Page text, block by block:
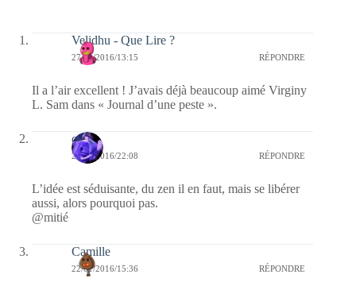
Velidhu - Que Lire ?
27/01/2016/13:15 RÉPONDRE
Il a l’air excellent ! J’avais déjà beaucoup aimé Virginy
L. Sam dans « Journal d’une peste ».
covix
23/01/2016/22:08 RÉPONDRE
L’idée est séduisante, du zen il en faut, mais se libérer
aussi, alors pourquoi pas.
@mitié
Camille
22/01/2016/15:36 RÉPONDRE